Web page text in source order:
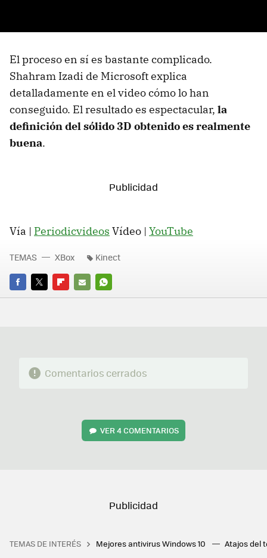
El proceso en sí es bastante complicado.
Shahram Izadi de Microsoft explica
detalladamente en el video cómo lo han
conseguido. El resultado es espectacular, la
definición del sólido 3D obtenido es realmente
buena.
Vía | Periodicvideos Vídeo | YouTube
FACEBOOK
TWITTERFLIPBOARD
E-
WHATSAPP
TEMAS XBox Kinect
Comentarios cerrados
VER4 COMENTARIOS
TEMAS DE INTERÉS Mejores antivirus Windows 10 Atajos del